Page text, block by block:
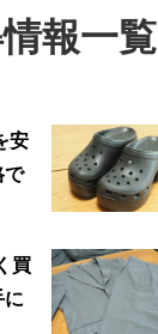
報一覧
安
で
買
に